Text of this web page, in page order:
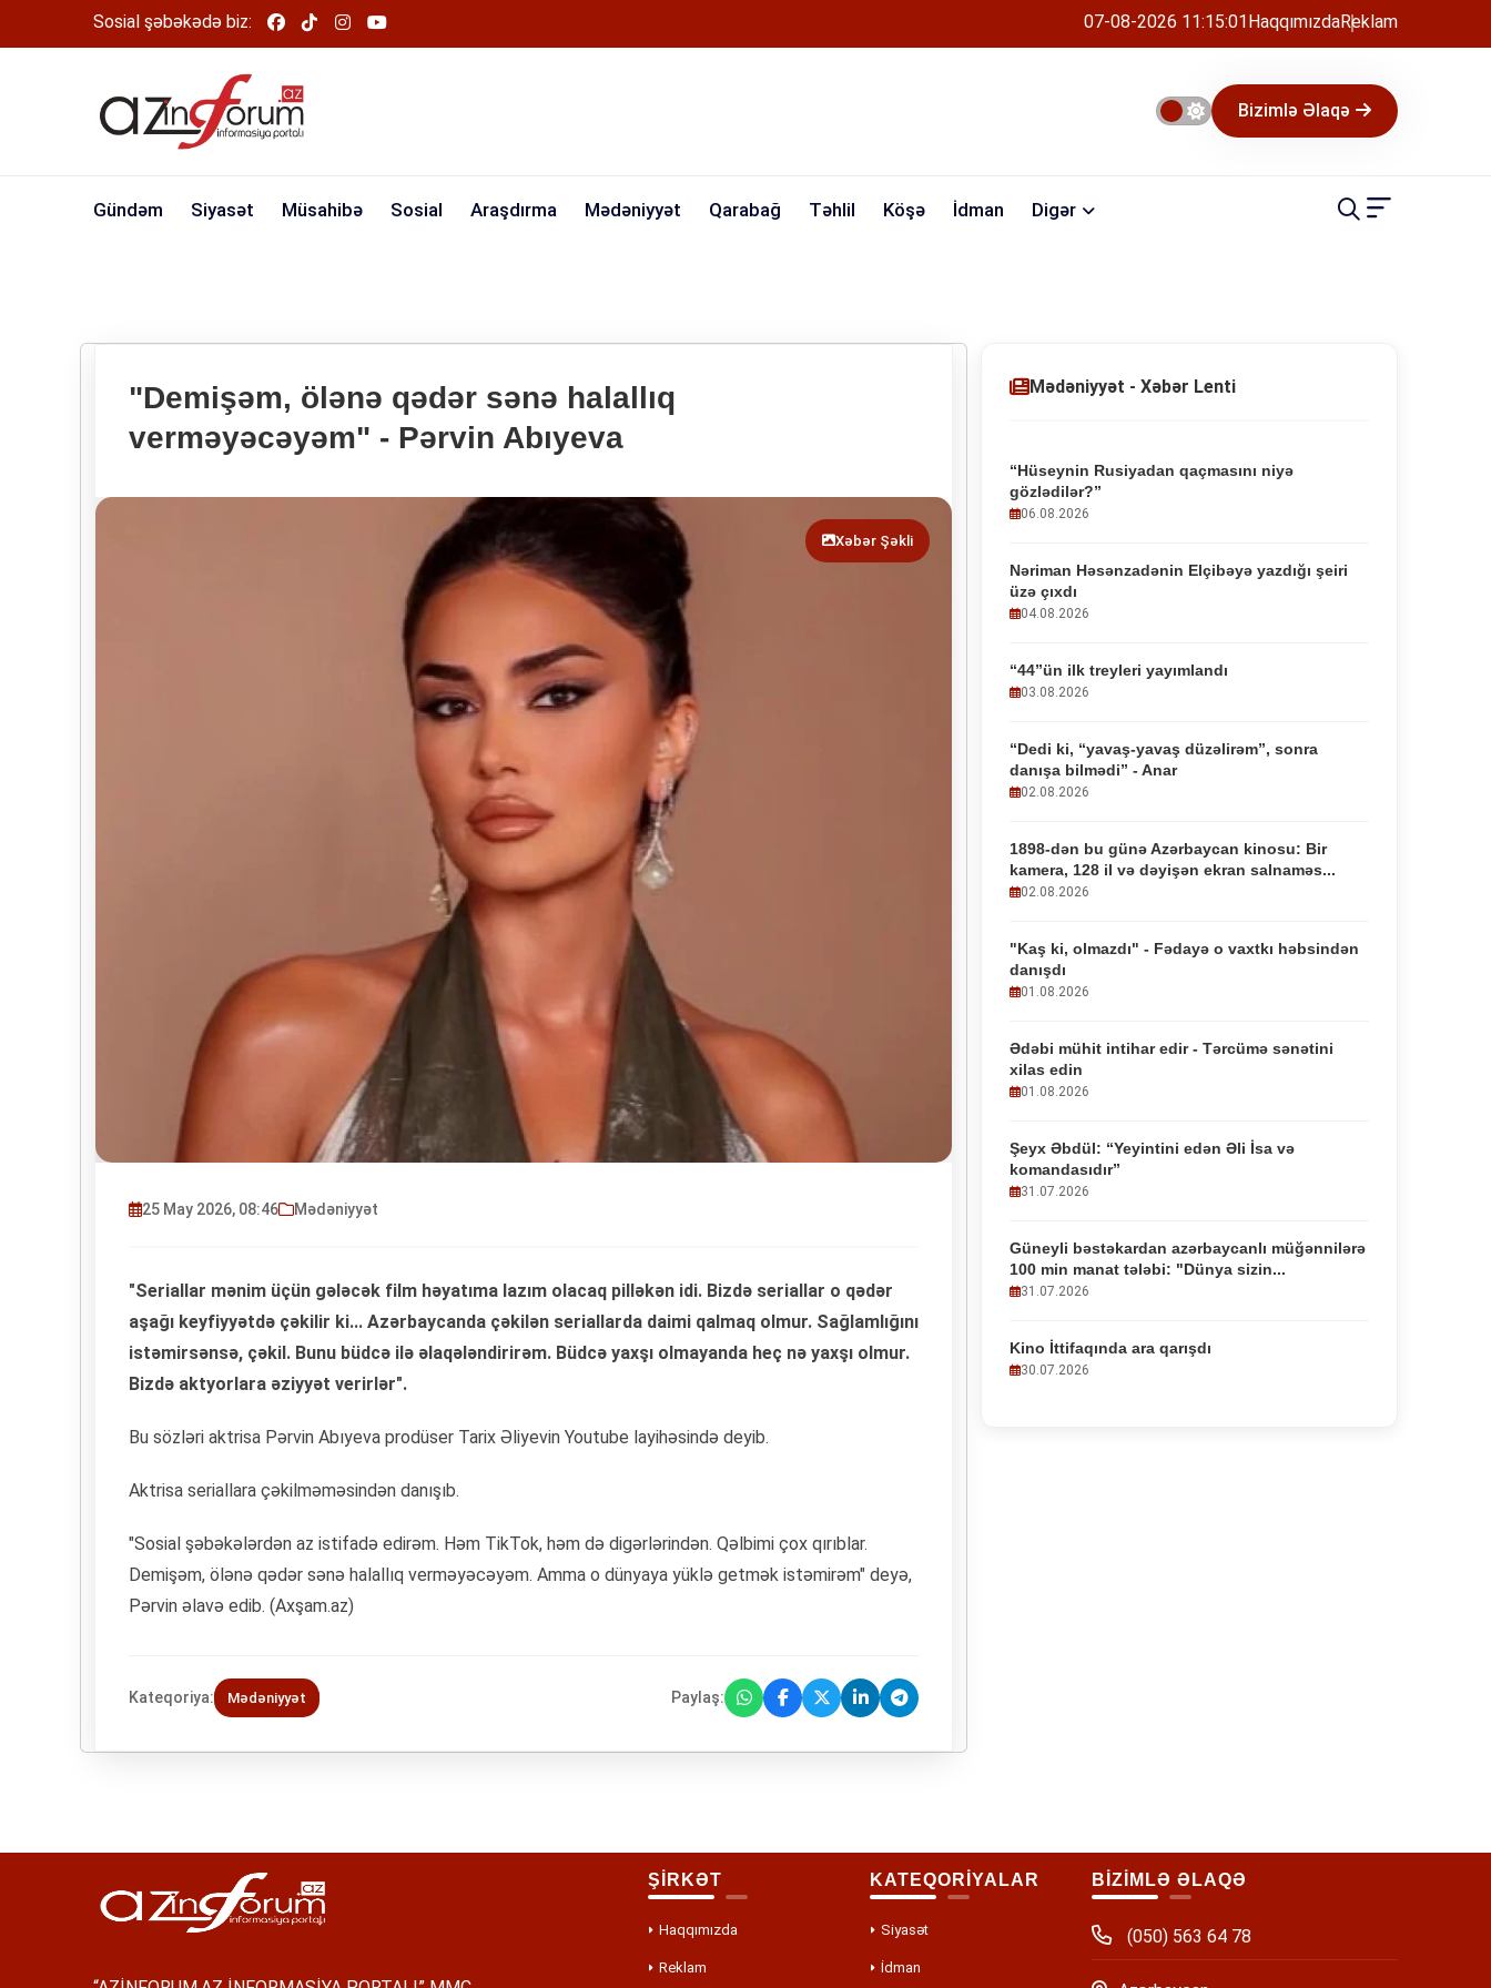
Sosial şəbəkədə biz: 07-08-2026 11:15:01HaqqımızdaReklam
Bizimlə Əlaqə
Gündəm Siyasət Müsahibə Sosial Araşdırma Mədəniyyət Qarabağ Təhlil Köşə İdman Digər
"Demişəm, ölənə qədər sənə halallıq
verməyəcəyəm" - Pərvin Abıyeva
Xəbər Şəkli
25 May 2026, 08:46 Mədəniyyət
"Seriallar mənim üçün gələcək film həyatıma lazım olacaq pilləkən idi. Bizdə seriallar o qədər
aşağı keyfiyyətdə çəkilir ki... Azərbaycanda çəkilən seriallarda daimi qalmaq olmur. Sağlamlığını
istəmirsənsə, çəkil. Bunu büdcə ilə əlaqələndirirəm. Büdcə yaxşı olmayanda heç nə yaxşı olmur.
Bizdə aktyorlara əziyyət verirlər".
Bu sözləri aktrisa Pərvin Abıyeva prodüser Tarix Əliyevin Youtube layihəsində deyib.
Aktrisa seriallara çəkilməməsindən danışıb.
"Sosial şəbəkələrdən az istifadə edirəm. Həm TikTok, həm də digərlərindən. Qəlbimi çox qırıblar.
Demişəm, ölənə qədər sənə halallıq verməyəcəyəm. Amma o dünyaya yüklə getmək istəmirəm" deyə,
Pərvin əlavə edib. (Axşam.az)
Kateqoriya: Mədəniyyət Paylaş:
Mədəniyyət - Xəbər Lenti
“Hüseynin Rusiyadan qaçmasını niyə
gözlədilər?”
06.08.2026
Nəriman Həsənzadənin Elçibəyə yazdığı şeiri
üzə çıxdı
04.08.2026
“44”ün ilk treyleri yayımlandı
03.08.2026
“Dedi ki, “yavaş-yavaş düzəlirəm”, sonra
danışa bilmədi” - Anar
02.08.2026
1898-dən bu günə Azərbaycan kinosu: Bir
kamera, 128 il və dəyişən ekran salnaməs...
02.08.2026
"Kaş ki, olmazdı" - Fədayə o vaxtkı həbsindən
danışdı
01.08.2026
Ədəbi mühit intihar edir - Tərcümə sənətini
xilas edin
01.08.2026
Şeyx Əbdül: “Yeyintini edən Əli İsa və
komandasıdır”
31.07.2026
Güneyli bəstəkardan azərbaycanlı müğənnilərə
100 min manat tələbi: "Dünya sizin...
31.07.2026
Kino İttifaqında ara qarışdı
30.07.2026
ŞİRKƏT
Haqqımızda
Reklam
KATEQORİYALAR
Siyasət
İdman
BİZİMLƏ ƏLAQƏ
(050) 563 64 78